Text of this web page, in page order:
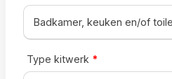
Type kitwerk *